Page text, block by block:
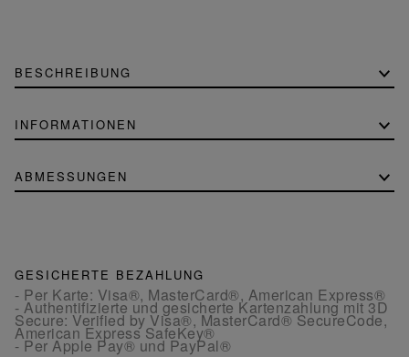
BESCHREIBUNG
INFORMATIONEN
ABMESSUNGEN
GESICHERTE BEZAHLUNG
- Per Karte: Visa®, MasterCard®, American Express®
- Authentifizierte und gesicherte Kartenzahlung mit 3D
Secure: Verified by Visa®, MasterCard® SecureCode,
American Express SafeKey®
- Per Apple Pay® und PayPal®